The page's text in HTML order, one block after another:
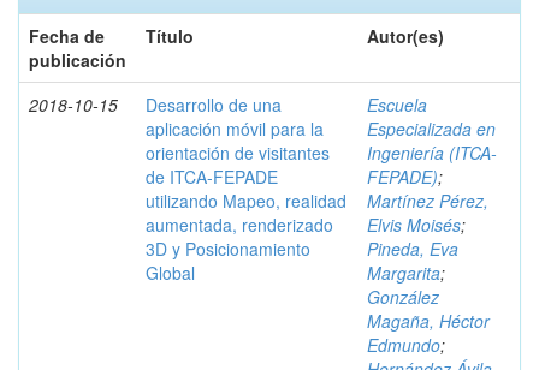
Fecha de
publicación
Título Autor(es)
2018-10-15
Desarrollo de una
aplicación móvil para la
orientación de visitantes
de ITCA-FEPADE
utilizando Mapeo, realidad
aumentada, renderizado
3D y Posicionamiento
Global
Escuela
Especializada en
Ingeniería (ITCA-
FEPADE);
Martínez Pérez,
Elvis Moisés;
Pineda, Eva
Margarita;
González
Magaña, Héctor
Edmundo;